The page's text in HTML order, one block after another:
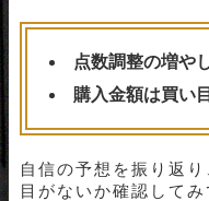
点数調整の増や
購入金額は買い
自信の予想を振り返
目がないか確認してみ